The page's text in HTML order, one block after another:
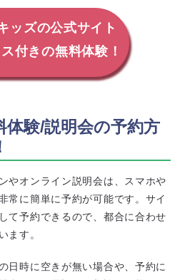
ッズの公式サイト
付きの無料体験！
体験/説明会の予約方
やオンライン説明会は、スマホや
常に簡単に予約が可能です。サイ
て予約できるので、都合に合わせ
ます。
日時に空きが無い場合や、予約に